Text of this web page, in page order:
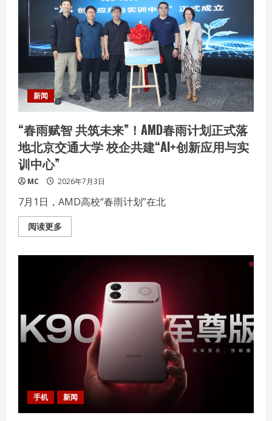
创
新
联
（夏
季）
论
坛
在
深
圳
成
功
办
新闻
“春雨赋智 共筑未来”！AMD春雨计划正式落
地北京交通大学 校企共建“AI+创新应用与实
训中心”
MC 2026年7月3日
7月1日，AMD高校“春雨计划”在北
阅读更多Read
more
AMD
春
雨
计
北
京
交
手机 新闻